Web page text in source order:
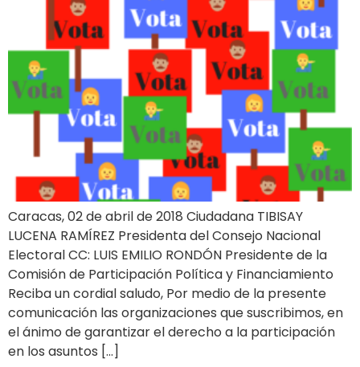
Caracas, 02 de abril de 2018 Ciudadana TIBISAY
LUCENA RAMÍREZ Presidenta del Consejo Nacional
Electoral CC: LUIS EMILIO RONDÓN Presidente de la
Comisión de Participación Política y Financiamiento
Reciba un cordial saludo, Por medio de la presente
comunicación las organizaciones que suscribimos, en
el ánimo de garantizar el derecho a la participación
en los asuntos […]